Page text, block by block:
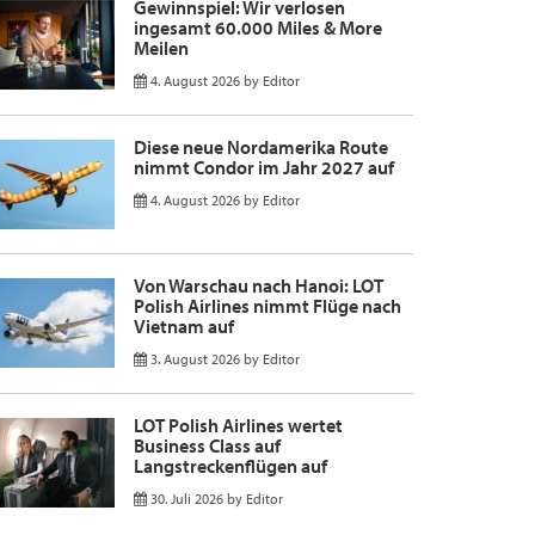
Gewinnspiel: Wir verlosen
ingesamt 60.000 Miles & More
Meilen
4. August 2026 by Editor
Diese neue Nordamerika Route
nimmt Condor im Jahr 2027 auf
4. August 2026 by Editor
Von Warschau nach Hanoi: LOT
Polish Airlines nimmt Flüge nach
Vietnam auf
3. August 2026 by Editor
LOT Polish Airlines wertet
Business Class auf
Langstreckenflügen auf
30. Juli 2026 by Editor